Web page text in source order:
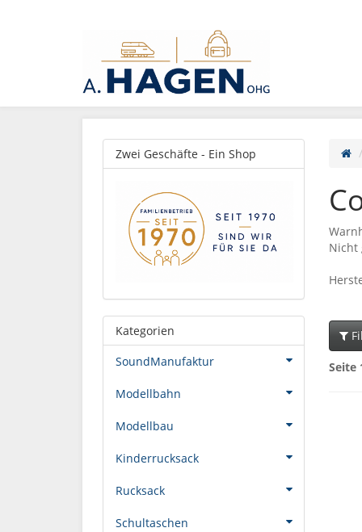
Nicht
Seite
Zwei Geschäfte - Ein Shop
Kategorien
SoundManufaktur
Modellbahn
Modellbau
Kinderrucksack
Rucksack
Schultaschen